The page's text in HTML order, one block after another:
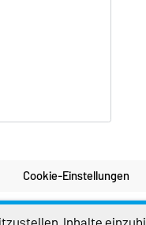
Cookie-Einstellungen